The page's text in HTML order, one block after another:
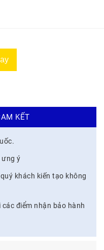
KẾT
ưng ý
khách kiến tạo không
điểm nhận bảo hành